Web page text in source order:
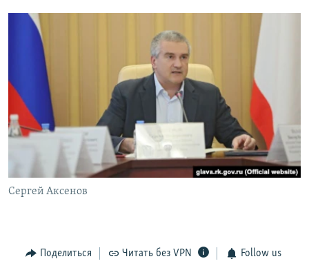
Сергей Аксенов
Поделиться Читать без VPN Follow us